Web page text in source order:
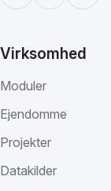
Virksomhed
Moduler
Ejendomme
Projekter
Datakilder